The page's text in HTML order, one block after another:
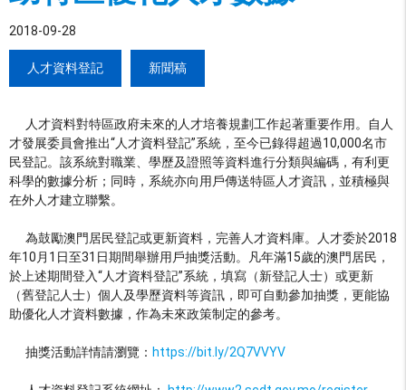
2018-09-28
人才資料登記 新聞稿
人才資料對特區政府未來的人才培養規劃工作起著重要作用。自人
才發展委員會推出“人才資料登記”系統，至今已錄得超過10,000名市
民登記。該系統對職業、學歷及證照等資料進行分類與編碼，有利更
科學的數據分析；同時，系統亦向用戶傳送特區人才資訊，並積極與
在外人才建立聯繫。
為鼓勵澳門居民登記或更新資料，完善人才資料庫。人才委於2018
年10月1日至31日期間舉辦用戶抽獎活動。凡年滿15歲的澳門居民，
於上述期間登入“人才資料登記”系統，填寫（新登記人士）或更新
（舊登記人士）個人及學歷資料等資訊，即可自動參加抽獎，更能協
助優化人才資料數據，作為未來政策制定的參考。
抽獎活動詳情請瀏覽： https://bit.ly/2Q7VVYV